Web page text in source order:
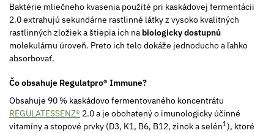
Baktérie mliečneho kvasenia použité pri kaskádovej fermentácii
2.0 extrahujú sekundárne rastlinné látky z vysoko kvalitných
rastlinných zložiek a štiepia ich na biologicky dostupnú
molekulárnu úroveň. Preto ich telo dokáže jednoducho a ľahko
absorbovať.
Čo obsahuje Regulatpro® Immune?
Obsahuje 90 % kaskádovo fermentovaného koncentrátu
REGULATESSENZ® 2.0 a je obohatený o imunologicky účinné
vitamíny a stopové prvky (D3, K1, B6, B12, zinok a selén1 ), ktoré